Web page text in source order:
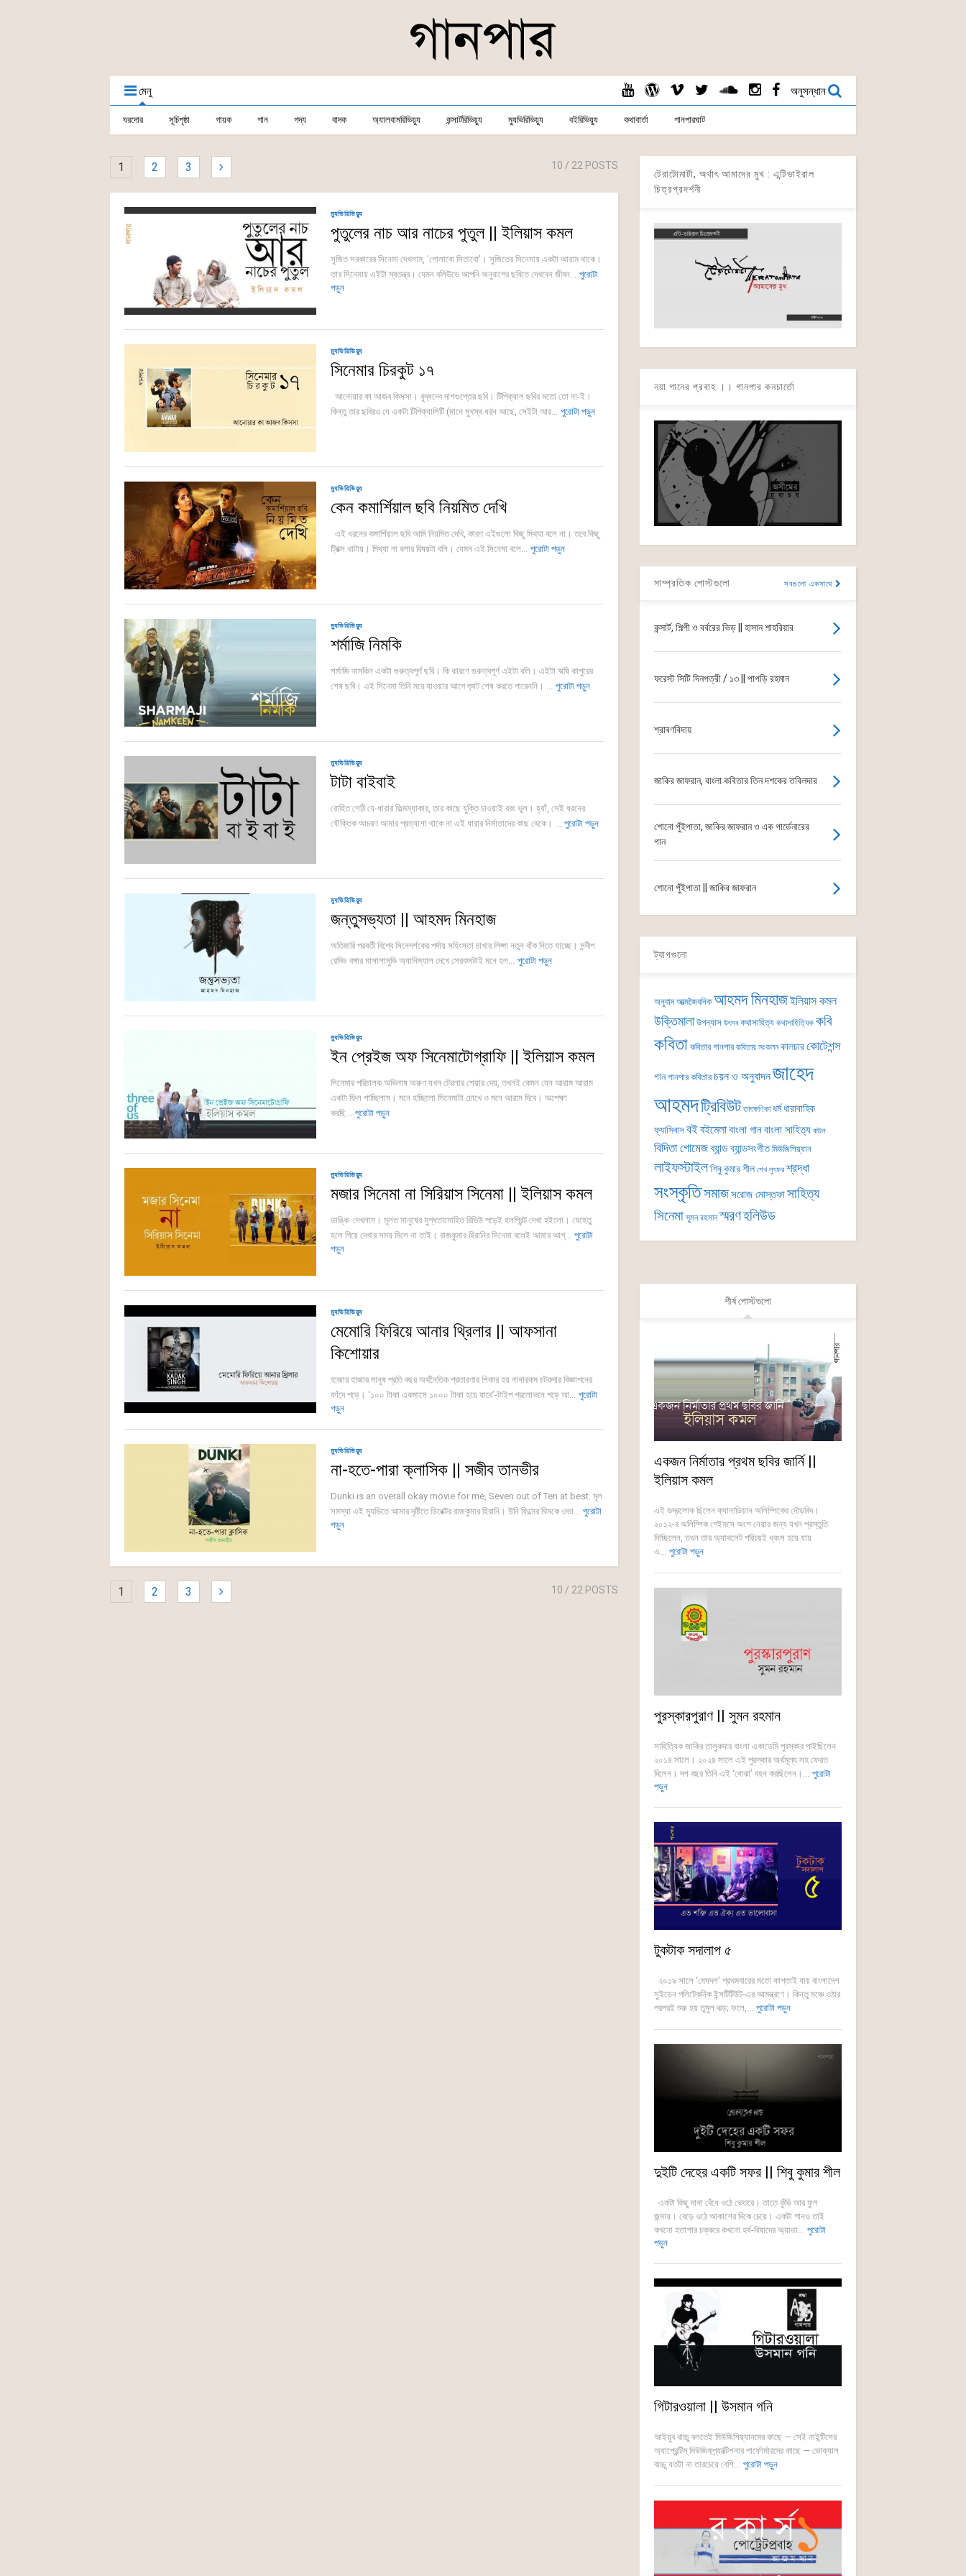
মেনু অনুসন্ধান
ঘরদোর সূচিপৃষ্ঠা গায়ক গান গদ্য বাদক অ্যালবামরিভিয়্যু কন্সার্টরিভিয়্যু ম্যুভিরিভিয়্যু বইরিভিয়্যু কথাবার্তা গানপারঘাট
1 2 3 10 / 22 POSTS
ম্যুভিরিভিয়্যু
পুতুলের নাচ আর নাচের পুতুল || ইলিয়াস কমল
সুজিত সরকারের সিনেমা দেখলাম, ‘গোলাবো সিতাবো’। সুজিতের সিনেমায় একটা আরাম থাকে।
তার সিনেমায় এইটা স্বতন্ত্র। যেমন বলিউডে আপনি অনুরাগের ছবিতে দেখবেন জীবন... পুরোটা
পড়ুন
ম্যুভিরিভিয়্যু
সিনেমার চিরকুট ১৭
আনোয়ার কা আজব কিসসা। বুদ্ধদেব দাশগুপ্তের ছবি। টিপিক্যাল ছবির মতো তো না-ই।
কিন্তু তার ছবিরও যে একটা টিপিক্যালিটি (মানে মুখস্থ ধরন আছে, সেইটা আর... পুরোটা পড়ুন
ম্যুভিরিভিয়্যু
কেন কমার্শিয়াল ছবি নিয়মিত দেখি
এই ধরনের কমার্শিয়াল ছবি আমি নিয়মিত দেখি, কারণ এইগুলো কিছু মিথ্যা বলে না। তবে কিছু
ট্রিক্স খাটায়। মিথ্যা না বলার বিষয়টা বলি। যেমন এই সিনেমা বলে... পুরোটা পড়ুন
ম্যুভিরিভিয়্যু
শর্মাজি নিমকি
শর্মাজি নামকিন একটা গুরুত্বপূর্ণ ছবি। কি কারণে গুরুত্বপূর্ণ এইটা বলি। এইটা ঋষি কাপুরের
শেষ ছবি। এই সিনেমা তিনি মরে যাওয়ার আগে শ্যুট শেষ করতে পারেননি। ... পুরোটা পড়ুন
ম্যুভিরিভিয়্যু
টাটা বাইবাই
রোহিত শেঠি যে-ধারার ফিল্মম্যাকার, তার কাছে যুক্তি চাওয়াই বরং ভুল। হ্যাঁ, সেই ধরনের
যৌক্তিক আচরণ আমার প্রত্যাশা থাকে না এই ধারার নির্মাতাদের কাছ থেকে। ... পুরোটা পড়ুন
ম্যুভিরিভিয়্যু
জন্তুসভ্যতা || আহমদ মিনহাজ
অতিমারি পরবর্তী বিশ্বে সিনেদর্শকের পর্দায় সহিংসতা চাখার লিপ্সা নতুন বাঁক নিতে যাচ্ছে। সন্দীপ
রেড্ডি বঙ্গার মাসালামুভি অ্যানিম্যাল দেখে সেরকমটাই মনে হল... পুরোটা পড়ুন
ম্যুভিরিভিয়্যু
ইন প্রেইজ অফ সিনেমাটোগ্রাফি || ইলিয়াস কমল
সিনেমার পরিচালক অভিনাষ অরুণ যখন ট্রেলার শেয়ার দেয়, তখনই কেমন যেন আরাম আরাম
একটা ফিল পাচ্ছিলাম। মনে হচ্ছিলো সিনেমাটা চোখে ও মনে আরাম দিবে। অপেক্ষা
করছি... পুরোটা পড়ুন
ম্যুভিরিভিয়্যু
মজার সিনেমা না সিরিয়াস সিনেমা || ইলিয়াস কমল
ডাঙ্কি দেখলাম। মূলত মানুষের মুগ্ধতামোহিত রিভিউ পড়েই হলপ্রিন্ট দেখা হইলো। যেহেতু
হলে গিয়ে দেখার সময় মিলে না তাই। রাজকুমার হিরানির সিনেমা বলেই আমার আগ্... পুরোটা
পড়ুন
ম্যুভিরিভিয়্যু
মেমোরি ফিরিয়ে আনার থ্রিলার || আফসানা
কিশোয়ার
হাজার হাজার মানুষ প্রতি বছর অর্থনৈতিক প্রতারণার শিকার হয় নানারকম চটকদার বিজ্ঞাপনের
ফাঁদে পড়ে। ‘১০০ টাকা একমাসে ১০০০ টাকা হয়ে যাবে’-টাইপ প্রলোভনে পড়ে আ... পুরোটা
পড়ুন
ম্যুভিরিভিয়্যু
না-হতে-পারা ক্লাসিক || সজীব তানভীর
Dunki is an overall okay movie for me, Seven out of Ten at best. মূল
সমস্যা এই ম্যুভিতে আমার দৃষ্টিতে ডিরেক্টর রাজকুমার হিরানি। উনি ফিল্মের থিমকে ওভা... পুরোটা
পড়ুন
1 2 3 10 / 22 POSTS
টেরাটোমার্টা, অর্থাৎ আমাদের মুখ : এন্টিভাইরাল
চিত্রপ্রদর্শনী
নয়া গানের প্রবাহ ।। গানপার কনচার্তো
সাম্প্রতিক পোস্টগুলো সবগুলো একসাথে
কন্সার্ট, শিল্পী ও বর্বরের ভিড় || হাসান শাহরিয়ার
ফরেস্ট সিটি দিনপত্রী / ১৩ || পাপড়ি রহমান
শ্রাবণবিদায়
জাকির জাফরান, বাংলা কবিতার তিন দশকের তবিলদার
শোনো পুঁইপাতা, জাকির জাফরান ও এক গার্ডেনারের
গান
শোনো পুঁইপাতা || জাকির জাফরান
ট্যাগগুলো
অনুবাদ আত্মজৈবনিক আহমদ মিনহাজইলিয়াস কমল
উক্তিমালা উপন্যাস উৎসব কথাসাহিত্য কথাসাহিত্যিক কবি
কবিতা কবিতার গানপার কবিতার সংকলন কালচারকোটেশন্স
গান গানপার কবিতার চয়ন ও অনুবাদনজাহেদ
আহমদট্রিবিউট তাৎক্ষণিকা ধর্ম ধারাবাহিক
ফ্যাসিবাদবইবইমেলাবাংলা গানবাংলা সাহিত্য বাউল
বিদিতা গোমেজব্যান্ডব্যান্ডসংগীত মিউজিশিয়্যান
লাইফস্টাইলশিবু কুমার শীল শেখ লুৎফর শ্রদ্ধা
সংস্কৃতিসমাজসরোজ মোস্তফাসাহিত্য
সিনেমা সুমন রহমান স্মরণহলিউড
শীর্ষ পোস্টগুলো
একজন নির্মাতার প্রথম ছবির জার্নি ||
ইলিয়াস কমল
এই ভদ্রলোক ছিলেন ক্যানাডিয়ান অলিম্পিকের দৌড়বিদ।
২০১২-র অলিম্পিক গেইমসে অংশ নেয়ার জন্য যখন প্রস্তুতি
নিচ্ছিলেন, তখন তার অ্যাথলেট পরিচয়ই ধ্বংস হয়ে যায়
এ... পুরোটা পড়ুন
পুরস্কারপুরাণ || সুমন রহমান
সাহিত্যিক জাকির তালুকদার বাংলা একাডেমি পুরস্কার পাইছিলেন
২০১৪ সালে। ২০২৪ সালে এই পুরস্কার অর্থমূল্য সহ ফেরত
দিলেন। দশ বছর তিনি এই ‘বোঝা’ বহন করছিলেন।... পুরোটা
পড়ুন
টুকটাক সদালাপ ৫
২০১৯ সালে ‘মেঘদল’ প্রথমবারের মতো কাপ্তাই যায় বাংলাদেশ
সুইডেন পলিটেকনিক ইন্সটিটিউট-এর আমন্ত্রণে। কিন্তু মঞ্চে ওঠার
পরপরই শুরু হয় তুমুল ঝড়; ফলে,... পুরোটা পড়ুন
দুইটি দেহের একটি সফর || শিবু কুমার শীল
একটা কিছু দানা বেঁধে ওঠে ভেতরে। তাতে কুঁড়ি আর ফুল
জন্মায়। বেড়ে ওঠে আকাশের দিকে চেয়ে। একটা গানও তাই
কখনো হতাশার চক্করে কখনো হর্ষ-বিষাদের অ্যাডা... পুরোটা
পড়ুন
গিটারওয়ালা || উসমান গনি
আইয়ুব বাচ্চু বলতেই মিউজিশিয়্যানদের কাছে — সেই নাইন্টিসের
অ্যাপ্রেন্টিস্ মিউজিকপ্র্যাক্টিশনার পার্ফোর্মারদের কাছে — ভোক্যাল
বাচ্চু যতটা না তারচেয়ে বেশি... পুরোটা পড়ুন